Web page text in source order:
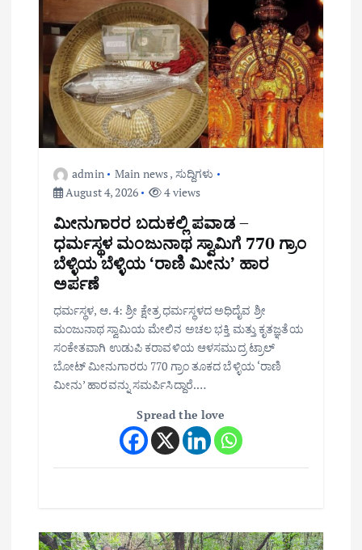
o
n
admin Main news, ಸುದ್ದಿಗಳು
August 4, 2026
4 views
ಮೀನುಗಾರರ ಬದುಕಲ್ಲಿ ಪವಾಡ –
ಧರ್ಮಸ್ಥಳ ಮಂಜುನಾಥ ಸ್ವಾಮಿಗೆ 770 ಗ್ರಾಂ
ಬೆಳ್ಳಿಯ ಬೆಳ್ಳಿಯ ‘ರಾಣಿ ಮೀನು’ ಹಾರ
ಅರ್ಪಣೆ
ಧರ್ಮಸ್ಥಳ, ಆ. 4: ಶ್ರೀ ಕ್ಷೇತ್ರ ಧರ್ಮಸ್ಥಳದ ಅಧಿದೈವ ಶ್ರೀ
ಮಂಜುನಾಥ ಸ್ವಾಮಿಯ ಮೇಲಿನ ಅಚಲ ಭಕ್ತಿ ಮತ್ತು ಕೃತಜ್ಞತೆಯ
ಸಂಕೇತವಾಗಿ ಉಡುಪಿ ಕರಾವಳಿಯ ಆಳಸಮುದ್ರ ಟ್ರಾಲ್
ಬೋಟ್ ಮೀನುಗಾರರು 770 ಗ್ರಾಂ ತೂಕದ ಬೆಳ್ಳಿಯ ‘ರಾಣಿ
ಮೀನು’ ಹಾರವನ್ನು ಸಮರ್ಪಿಸಿದ್ದಾರೆ.…
Spread the love